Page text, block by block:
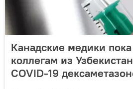
Канадские медики
коллегам из
COVID-19